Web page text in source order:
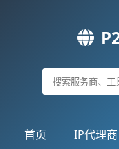
首页 IP代理商